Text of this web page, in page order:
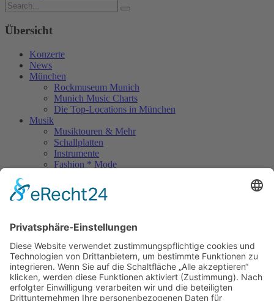
Übersicht
Konzerte
News
München
Rockmuseum Munich
Munich Music Charts
Die Top-Locations in München
Musik
Musiktouren & Mehr
Schallplatten
Instrumente
Fashion * Mode
Rock Memories II
Stones Day München
Unerhört
The Lost 80s Tapes
Über uns
Kontakt
Neueste Beiträge